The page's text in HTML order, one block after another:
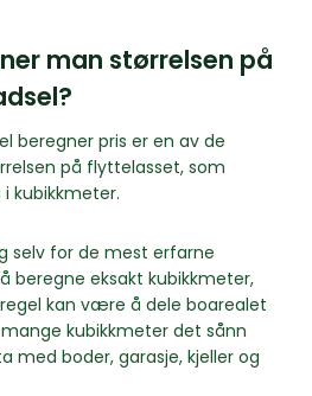
man størrelsen på
beregner pris er en av de
på flyttelasset, som
kubikkmeter.
selv for de mest erfarne
beregne eksakt kubikkmeter,
kan være å dele boarealet
kubikkmeter det sånn
med boder, garasje, kjeller og